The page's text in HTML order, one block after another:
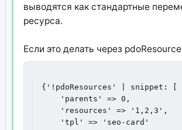
выводятся как стандартные
ресурса.
Если это делать через
{'!pdoResources' | snippet: [
    'parents' => 0,
    'resources' => '1,2,3',
    'tpl' => 'seo-card'